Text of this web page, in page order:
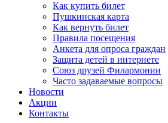
Как купить билет
Пушкинская карта
Как вернуть билет
Правила посещения
Анкета для опроса граждан
Защита детей в интернете
Союз друзей Филармонии
Часто задаваемые вопросы
Новости
Акции
Контакты